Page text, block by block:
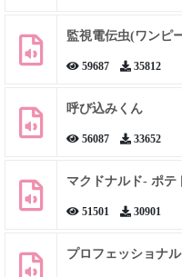
監視電伝虫(ワンピ
59687 35812
呼び込みくん
56087 33652
マクドナルド- ポテ
51501 30901
プロフェッショナ